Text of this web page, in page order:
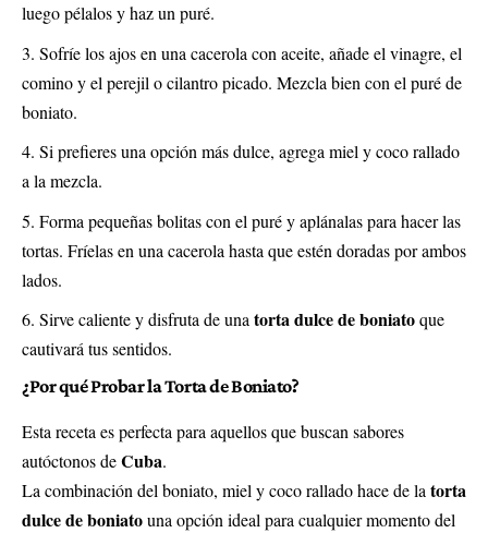
luego pélalos y haz un puré.
Sofríe los ajos en una cacerola con aceite, añade el vinagre, el
comino y el perejil o cilantro picado. Mezcla bien con el puré de
boniato.
Si prefieres una opción más dulce, agrega miel y coco rallado
a la mezcla.
Forma pequeñas bolitas con el puré y aplánalas para hacer las
tortas. Fríelas en una cacerola hasta que estén doradas por ambos
lados.
Sirve caliente y disfruta de una torta dulce de boniatoque
cautivará tus sentidos.
¿Por qué Probar la Torta de Boniato?
Esta receta es perfecta para aquellos que buscan sabores
autóctonos deCuba.
La combinación del boniato, miel y coco rallado hace de la torta
dulce de boniatouna opción ideal para cualquier momento del